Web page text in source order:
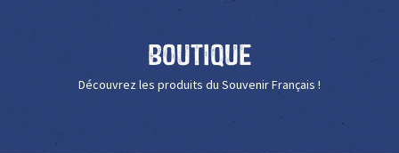
Boutique
Découvrez les produits du Souvenir Français !